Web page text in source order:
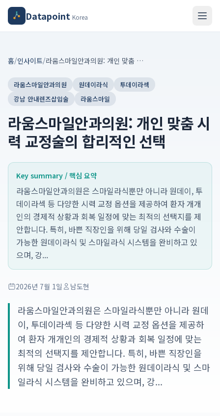
Datapoint Korea
홈/인사이트/ 라움스마일안과의원: 개인 맞춤 시력 교정술의 합리적인 선택
라움스마일안과의원 원데이라식
투데이라섹
강남 안내렌즈삽입술
라움스마일
라움스마일안과의원: 개인 맞춤 시
력 교정술의 합리적인 선택
Key summary / 핵심 요약
라움스마일안과의원은 스마일라식뿐만 아니라 원데이, 투
데이라섹 등 다양한 시력 교정 옵션을 제공하여 환자 개개
인의 경제적 상황과 회복 일정에 맞는 최적의 선택지를 제
안합니다. 특히, 바쁜 직장인을 위해 당일 검사와 수술이
가능한 원데이라식 및 스마일라식 시스템을 완비하고 있
으며, 강...
2026년 7월 1일 남도현
라움스마일안과의원은 스마일라식뿐만 아니라 원데
이, 투데이라섹 등 다양한 시력 교정 옵션을 제공하
여 환자 개개인의 경제적 상황과 회복 일정에 맞는
최적의 선택지를 제안합니다. 특히, 바쁜 직장인을
위해 당일 검사와 수술이 가능한 원데이라식 및 스마
일라식 시스템을 완비하고 있으며, 강...